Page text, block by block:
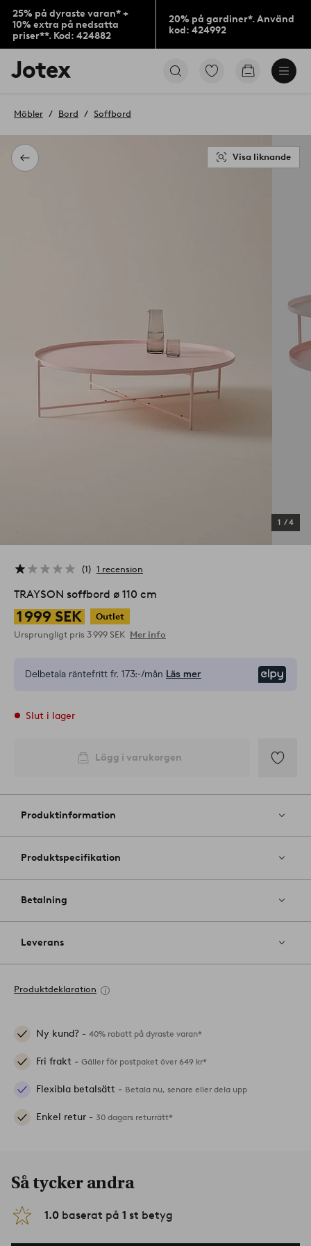
25% på dyraste varan* +
10% extra på nedsatta
priser**. Kod: 424882
20% på gardiner*. Använd
kod: 424992
Jotex
logotyp
till
Gå
Gå
Tillbaka
Möbler Bord Soffbord
1 /4
Visa liknande
1 1 recension
TRAYSON soffbord ø 110 cm
1 999 SEK
Outlet
Ursprungligt pris 3 999 SEK Mer info
Delbetala räntefritt fr. 173:-/mån Läs mer
Slut i lager
Lägg i varukorgen
till
favoriter
Produktinformation
Produktspecifikation
Betalning
Leverans
Produktdeklaration
Ny kund? - 40% rabatt på dyraste varan*
Fri frakt - Gäller för postpaket över 649 kr*
Flexibla betalsätt - Betala nu, senare eller dela upp
Enkel retur - 30 dagars returrätt*
Så tycker andra
1.0 baserat på 1 st betyg